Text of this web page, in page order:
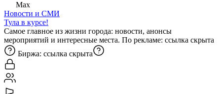
Max
Новости и СМИ
Тула в курсе!
Самое главное из жизни города: новости, анонсы
мероприятий и интересные места. По рекламе: ссылка скрыта
Биржа: ссылка скрыта